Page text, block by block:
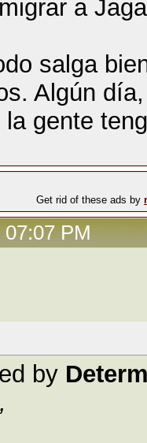
a
salga
Algún
gente
Get rid of these ads by
PM
by